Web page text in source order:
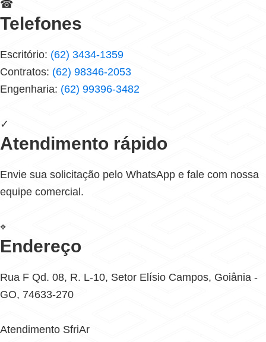
☎
Telefones
Escritório: (62) 3434-1359
Contratos: (62) 98346-2053
Engenharia: (62) 99396-3482
✓
Atendimento rápido
Envie sua solicitação pelo WhatsApp e fale com nossa
equipe comercial.
⌖
Endereço
Rua F Qd. 08, R. L-10, Setor Elísio Campos, Goiânia -
GO, 74633-270
Atendimento SfriAr